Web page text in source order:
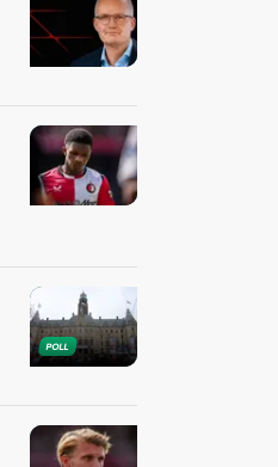
POLL